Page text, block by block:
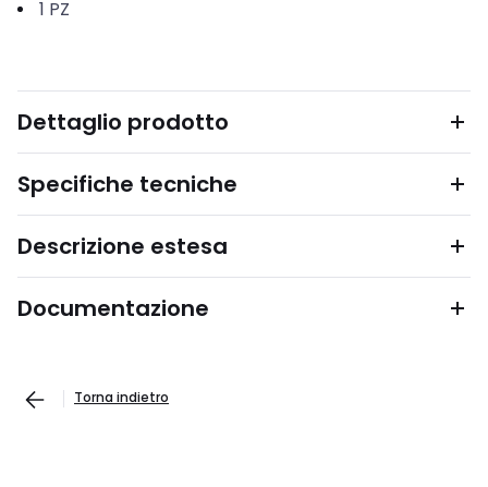
1 PZ
Dettaglio prodotto
Specifiche tecniche
Descrizione estesa
Documentazione
Torna indietro